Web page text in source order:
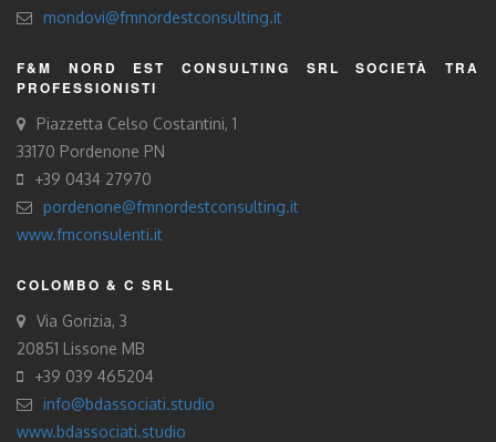
mondovi@fmnordestconsulting.it
F&M NORD EST CONSULTING SRL SOCIETÀ TRA
PROFESSIONISTI
Piazzetta Celso Costantini, 1
33170 Pordenone PN
+39 0434 27970
pordenone@fmnordestconsulting.it
www.fmconsulenti.it
COLOMBO & C SRL
Via Gorizia, 3
20851 Lissone MB
+39 039 465204
info@bdassociati.studio
www.bdassociati.studio